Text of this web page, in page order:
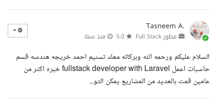
Tasneem A.
مطور Full Stack منذ سنة
السلام عليكم ورحمه الله وبركاته معك تسنيم احمد خريجه هندسه قسم
حاسبات اعمل fullstack developer with Laravel خبره اكثر من
عامين قمت بالعديد من المشاريع يمكن التو...